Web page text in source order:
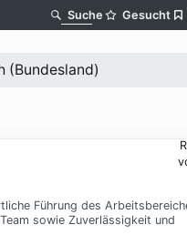
Suche Gesucht
Führung des
sowie Zuverlässigkeit und